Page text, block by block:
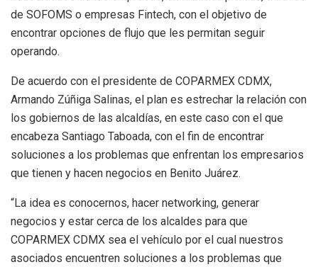
de SOFOMS o empresas Fintech, con el objetivo de
encontrar opciones de flujo que les permitan seguir
operando.
De acuerdo con el presidente de COPARMEX CDMX,
Armando Zúñiga Salinas, el plan es estrechar la relación con
los gobiernos de las alcaldías, en este caso con el que
encabeza Santiago Taboada, con el fin de encontrar
soluciones a los problemas que enfrentan los empresarios
que tienen y hacen negocios en Benito Juárez.
“La idea es conocernos, hacer networking, generar
negocios y estar cerca de los alcaldes para que
COPARMEX CDMX sea el vehículo por el cual nuestros
asociados encuentren soluciones a los problemas que